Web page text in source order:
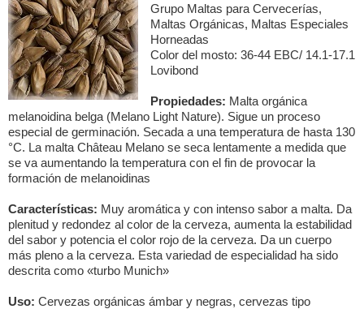
Grupo Maltas para Сervecerías,
Maltas Orgánicas, Maltas Especiales
Horneadas
Color del mosto: 36-44 EBC/ 14.1-17.1
Lovibond
Propiedades: Malta orgánica
melanoidina belga (Melano Light Nature). Sigue un proceso
especial de germinación. Secada a una temperatura de hasta 130
°C. La malta Château Melano se seca lentamente a medida que
se va aumentando la temperatura con el fin de provocar la
formación de melanoidinas
Características: Muy aromática y con intenso sabor a malta. Da
plenitud y redondez al color de la cerveza, aumenta la estabilidad
del sabor y potencia el color rojo de la cerveza. Da un cuerpo
más pleno a la cerveza. Esta variedad de especialidad ha sido
descrita como «turbo Munich»
Uso: Cervezas orgánicas ámbar y negras, cervezas tipo